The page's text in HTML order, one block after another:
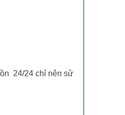
24/24 chỉ nên sử